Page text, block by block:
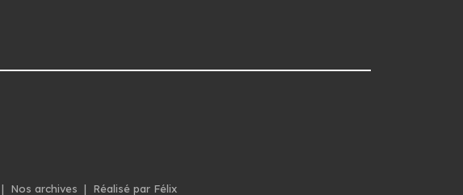
| Nos archives | Réalisé par Félix